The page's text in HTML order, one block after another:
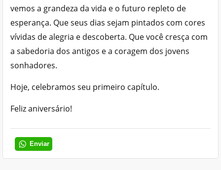
vemos a grandeza da vida e o futuro repleto de
esperança. Que seus dias sejam pintados com cores
vívidas de alegria e descoberta. Que você cresça com
a sabedoria dos antigos e a coragem dos jovens
sonhadores.
Hoje, celebramos seu primeiro capítulo.
Feliz aniversário!
Enviar